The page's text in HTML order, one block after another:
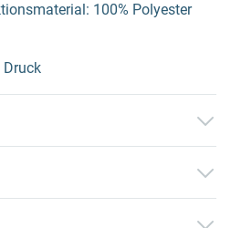
100% Polyester
Druck